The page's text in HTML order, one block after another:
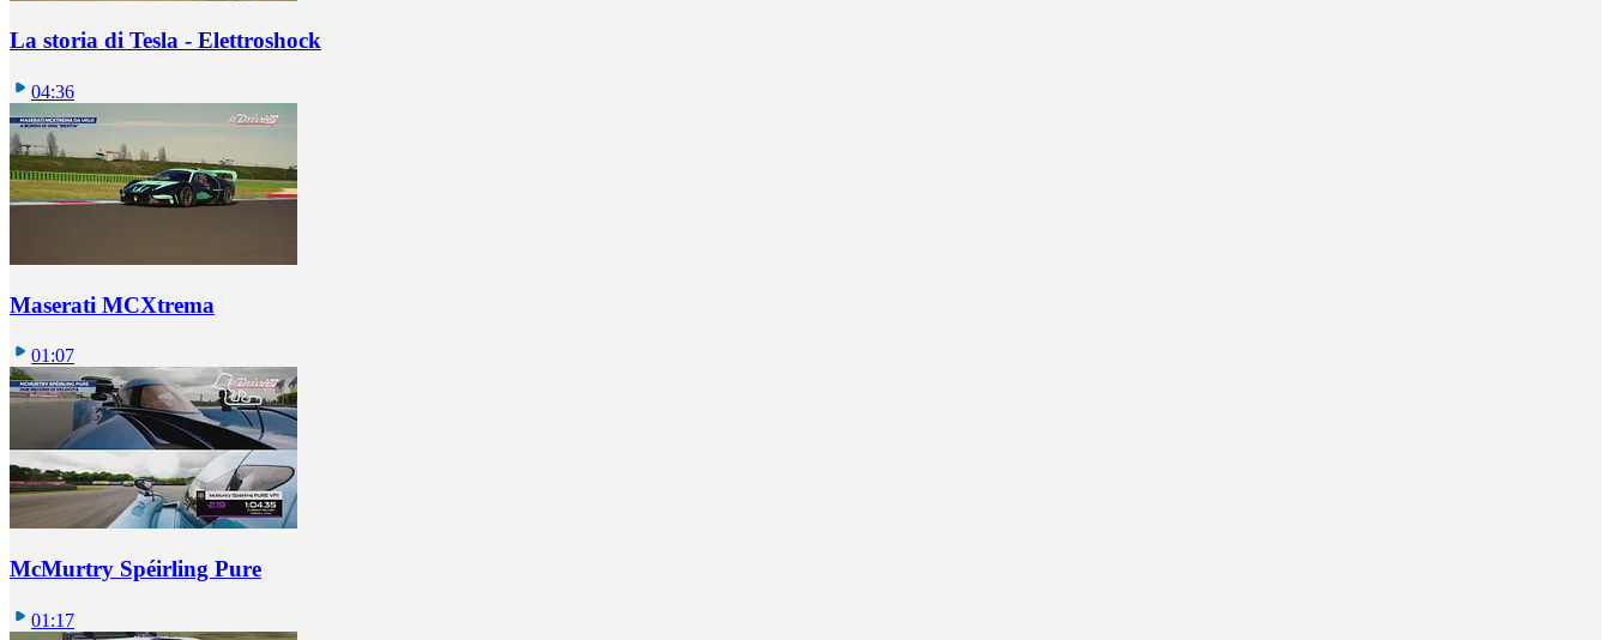
La storia di Tesla - Elettroshock
04:36
Maserati MCXtrema
01:07
McMurtry Spéirling Pure
01:17